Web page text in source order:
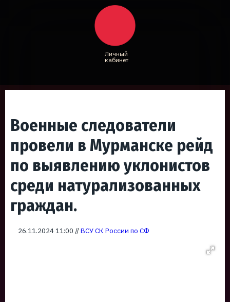
Личный
кабинет
Военные следователи
провели в Мурманске рейд
по выявлению уклонистов
среди натурализованных
граждан.
26.11.2024 11:00 //ВСУ СК России по СФ